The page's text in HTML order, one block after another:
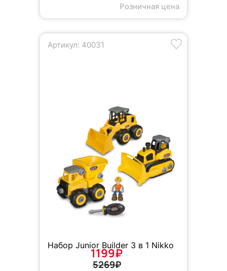
Розничная цена
Артикул: 40031
Набор Junior Builder 3 в 1 Nikko
1199₽
5269₽